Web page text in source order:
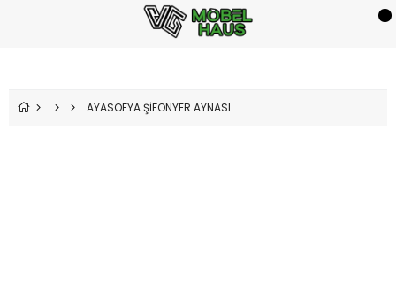
AYASOFYA ŞİFONYER AYNASI